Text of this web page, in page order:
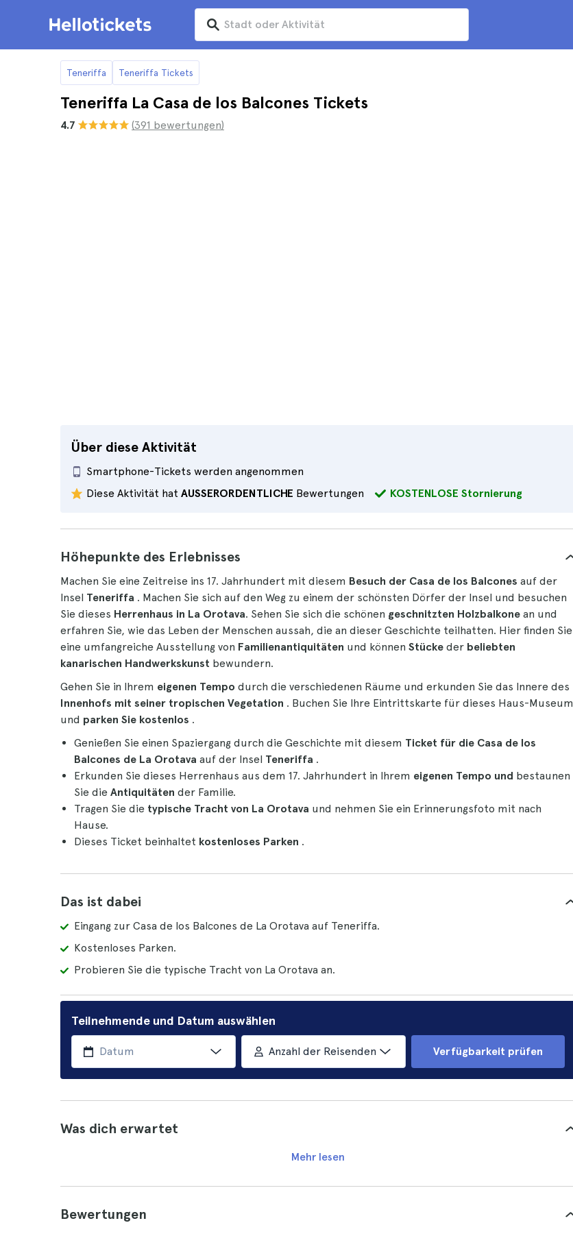
Teneriffa Teneriffa Tickets
Teneriffa La Casa de los Balcones Tickets
4.7 (391 bewertungen)
Über diese Aktivität
Smartphone-Tickets werden angenommen
Diese Aktivität hat AUSSERORDENTLICHE Bewertungen KOSTENLOSE Stornierung
Höhepunkte des Erlebnisses
Machen Sie eine Zeitreise ins 17. Jahrhundert mit diesem Besuch der Casa de los Balcones auf der
Insel Teneriffa . Machen Sie sich auf den Weg zu einem der schönsten Dörfer der Insel und besuchen
Sie dieses Herrenhaus in La Orotava. Sehen Sie sich die schönen geschnitzten Holzbalkone an und
erfahren Sie, wie das Leben der Menschen aussah, die an dieser Geschichte teilhatten. Hier finden Sie
eine umfangreiche Ausstellung von Familienantiquitäten und können Stücke der beliebten
kanarischen Handwerkskunst bewundern.
Gehen Sie in Ihrem eigenen Tempo durch die verschiedenen Räume und erkunden Sie das Innere des
Innenhofs mit seiner tropischen Vegetation . Buchen Sie Ihre Eintrittskarte für dieses Haus-Museum
und parken Sie kostenlos .
Genießen Sie einen Spaziergang durch die Geschichte mit diesem Ticket für die Casa de los
Balcones de La Orotava auf der Insel Teneriffa .
Erkunden Sie dieses Herrenhaus aus dem 17. Jahrhundert in Ihrem eigenen Tempo und bestaunen
Sie die Antiquitäten der Familie.
Tragen Sie die typische Tracht von La Orotava und nehmen Sie ein Erinnerungsfoto mit nach
Hause.
Dieses Ticket beinhaltet kostenloses Parken .
Das ist dabei
Eingang zur Casa de los Balcones de La Orotava auf Teneriffa.
Kostenloses Parken.
Probieren Sie die typische Tracht von La Orotava an.
Teilnehmende und Datum auswählen
Anzahl der Reisenden Verfügbarkeit prüfen
Was dich erwartet
Mehr lesen
Bewertungen